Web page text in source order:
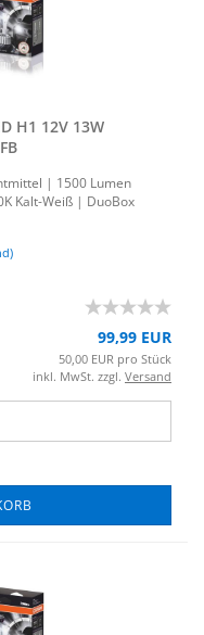
H1 12V 13W
| 1500 Lumen
Kalt-​Weiß | Duo­Box
99,99 EUR
50,00 EUR pro Stück
inkl. MwSt. zzgl. Versand